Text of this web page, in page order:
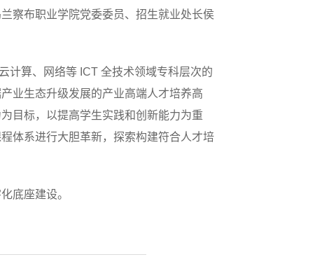
察布职业学院党委委员、招生就业处长侯
计算、网络等 ICT 全技术领域专科层次的
业生态升级发展的产业高端人才培养高
目标，以提高学生实践和创新能力为重
体系进行大胆革新，探索构建符合人才培
底座建设。